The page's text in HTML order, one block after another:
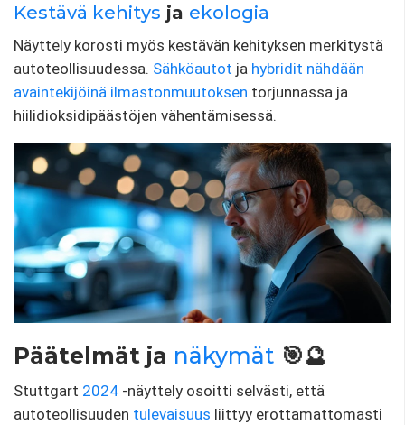
Kestävä kehitys ja ekologia
Näyttely korosti myös kestävän kehityksen merkitystä
autoteollisuudessa. Sähköautot ja hybridit nähdään
avaintekijöinä ilmastonmuutoksen torjunnassa ja
hiilidioksidipäästöjen vähentämisessä.
Päätelmät ja näkymät 🎯🔮
Stuttgart 2024 -näyttely osoitti selvästi, että
autoteollisuuden tulevaisuus liittyy erottamattomasti